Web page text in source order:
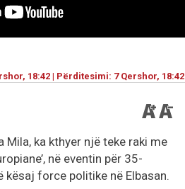
18:42 | Përditesimi: 7 Qershor, 18:42
Mila, ka kthyer një teke raki me
në eventin për 35-
force politike në Elbasan.